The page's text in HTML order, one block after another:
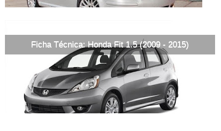
Ficha Técnica: Honda Fit 1.5 (2009 - 2015)